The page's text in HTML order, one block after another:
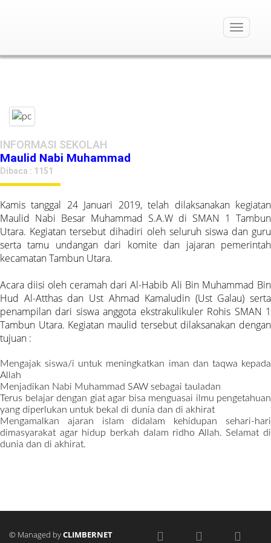
Toggle
INFORMASI SEKOLAH
Maulid Nabi Muhammad
Dibaca : 1151
Kamis tanggal 24 Januari 2019, telah dilaksanakan kegiatan
Maulid Nabi Besar Muhammad S.A.W di SMAN 1 Tambun
Utara. Kegiatan tersebut dihadiri oleh seluruh siswa dan guru
serta tamu undangan dari komite dan jajaran pemerintah
kecamatan Tambun Utara.
Acara diisi oleh ceramah dari Al-Habib Ali Bin Muhammad Bin
Hud Al-Atthas dan Ust Ahmad Kamaludin (Ust Galau) serta
penampilan dari siswa anggota ekstrakulikuler Rohis SMAN 1
Tambun Utara. Kegiatan maulid tersebut dilaksanakan dengan
tujuan :
Mengajak siswa/i untuk meningkatkan iman dan taqwa kepada
Allah
Menjadikan Nabi Muhammad SAW sebagai tauladan
Terus belajar dengan giat agar bisa menguasai ilmu pengetahuan
yang diperlukan untuk bekal di dunia dan di akhirat
Mengamalkan ajaran islam didalam kehidupan sehari-hari
dimasyarakat agar hidup berkah dalam ridho Allah. Selamat di
dunia dan di akhirat.
© Managed byCLIMBERNET